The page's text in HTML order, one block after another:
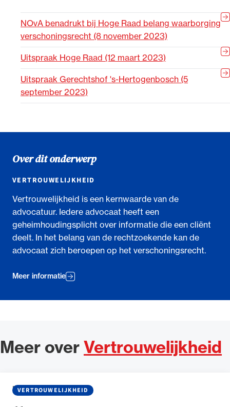
NOvA benadrukt bij Hoge Raad belang waarborging
verschoningsrecht (8 november 2023)
Uitspraak Hoge Raad (12 maart 2023)
Uitspraak Gerechtshof 's-Hertogenbosch (5
september 2023)
Over dit onderwerp
VERTROUWELIJKHEID
Vertrouwelijkheid is een kernwaarde van de
advocatuur. Iedere advocaat heeft een
geheimhoudingsplicht over informatie die een cliënt
deelt. In het belang van de rechtzoekende kan de
advocaat zich beroepen op het verschoningsrecht.
Meer informatie
Meer over Vertrouwelijkheid
VERTROUWELIJKHEID
BLOG• 18 MEI 2026